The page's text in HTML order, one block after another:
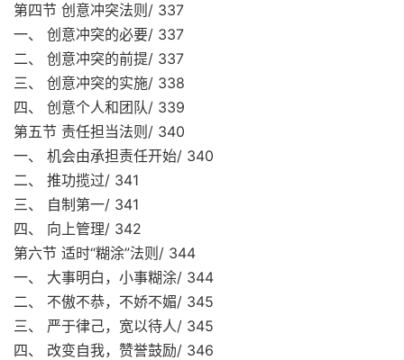
第四节 创意冲突法则/ 337
一、 创意冲突的必要/ 337
二、 创意冲突的前提/ 337
三、 创意冲突的实施/ 338
四、 创意个人和团队/ 339
第五节 责任担当法则/ 340
一、 机会由承担责任开始/ 340
二、 推功揽过/ 341
三、 自制第一/ 341
四、 向上管理/ 342
第六节 适时“糊涂”法则/ 344
一、 大事明白，小事糊涂/ 344
二、 不傲不恭，不娇不媚/ 345
三、 严于律己，宽以待人/ 345
四、 改变自我，赞誉鼓励/ 346